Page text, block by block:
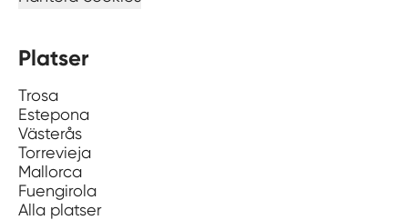
Platser
Trosa
Estepona
Västerås
Torrevieja
Mallorca
Fuengirola
Alla platser